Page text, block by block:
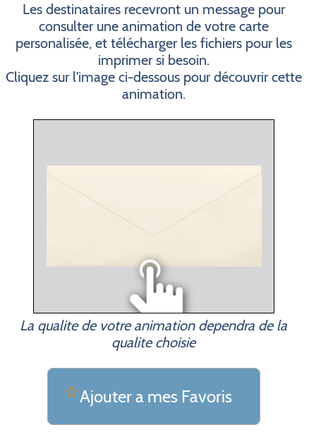
Les destinataires recevront un message pour
consulter une animation de votre carte
personalisée, et télécharger les fichiers pour les
imprimer si besoin.
Cliquez sur l'image ci-dessous pour découvrir cette
animation.
La qualite de votre animation dependra de la
qualite choisie
Ajouter a mes Favoris